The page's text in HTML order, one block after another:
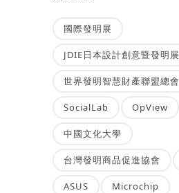
國際發明展
JDIE日本設計創意暨發明展
世界發明智慧財產聯盟總會
SocialLab OpView
中國文化大學
台灣發明商品促進協會
ASUS Microchip